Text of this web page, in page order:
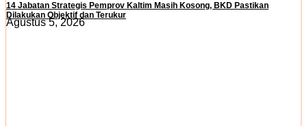
14 Jabatan Strategis Pemprov Kaltim Masih Kosong, BKD Pastikan
Dilakukan Objektif dan Terukur
Agustus 5, 2026